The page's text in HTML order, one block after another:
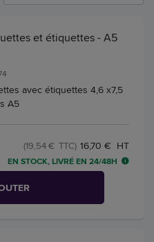
et étiquettes - A5
avec étiquettes 4,6 x7,5
A5
16,70 € HT
(19,54 € TTC)
EN STOCK, LIVRÉ EN 24/48H